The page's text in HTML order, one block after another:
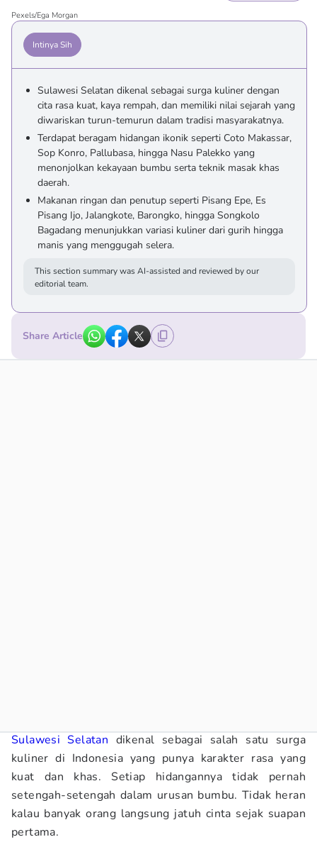
Pexels/Ega Morgan
Intinya Sih
Sulawesi Selatan dikenal sebagai surga kuliner dengan
cita rasa kuat, kaya rempah, dan memiliki nilai sejarah yang
diwariskan turun-temurun dalam tradisi masyarakatnya.
Terdapat beragam hidangan ikonik seperti Coto Makassar,
Sop Konro, Pallubasa, hingga Nasu Palekko yang
menonjolkan kekayaan bumbu serta teknik masak khas
daerah.
Makanan ringan dan penutup seperti Pisang Epe, Es
Pisang Ijo, Jalangkote, Barongko, hingga Songkolo
Bagadang menunjukkan variasi kuliner dari gurih hingga
manis yang menggugah selera.
This section summary was AI-assisted and reviewed by our
editorial team.
Share Article
Sulawesi Selatan dikenal sebagai salah satu surga
kuliner di Indonesia yang punya karakter rasa yang
kuat dan khas. Setiap hidangannya tidak pernah
setengah-setengah dalam urusan bumbu. Tidak heran
kalau banyak orang langsung jatuh cinta sejak suapan
pertama.